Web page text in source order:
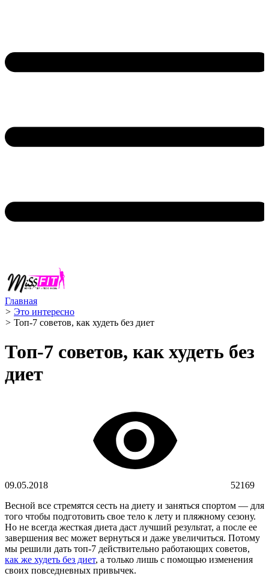
Главная
> Это интересно
> Топ-7 советов, как худеть без диет
Топ-7 советов, как худеть без
диет
09.05.2018
52169
Весной все стремятся сесть на диету и заняться спортом — для
того чтобы подготовить свое тело к лету и пляжному сезону.
Но не всегда жесткая диета даст лучший результат, а после ее
завершения вес может вернуться и даже увеличиться. Потому
мы решили дать топ-7 действительно работающих советов,
как же худеть без диет, а только лишь с помощью изменения
своих повседневных привычек.